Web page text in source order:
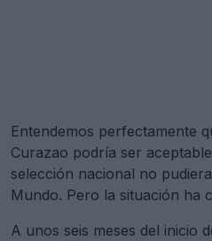
Entendemos perfectamente
Curazao podría ser
selección nacional no
Mundo. Pero la situación ha
A unos seis meses del inicio